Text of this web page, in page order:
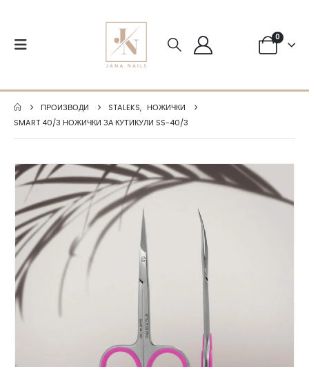
0
ПРОИЗВОДИ STALEKS, НОЖИЧКИ
SMART 40/3 НОЖИЧКИ ЗА КУТИКУЛИ SS-40/3